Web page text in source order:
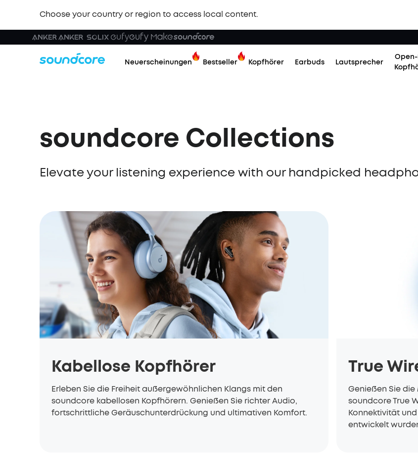
Choose your country or region to access local content.
Neuerscheinungen Bestseller Kopfhörer Earbuds Lautsprecher
soundcore Collections
Elevate your listening experience with our handpicked
Kabellose Kopfhörer
Erleben Sie die Freiheit außergewöhnlichen Klangs mit den
soundcore kabellosen Kopfhörern. Genießen Sie richter Audio,
fortschrittliche Geräuschunterdrückung und ultimativen Komfort.
True
Genießen Sie
soundcore True
Konnektivität
entwickelt